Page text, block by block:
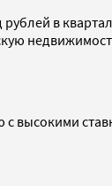
в
высокими